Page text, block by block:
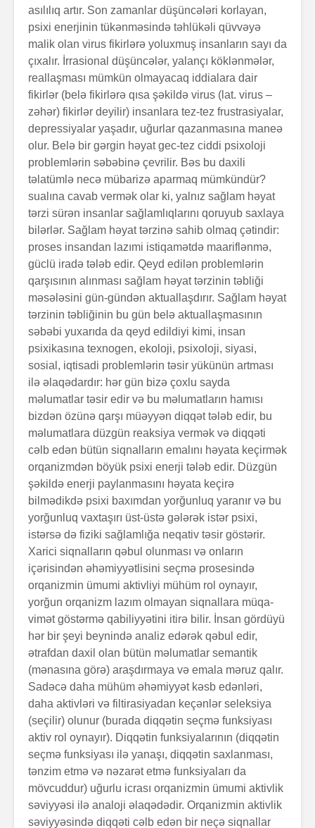
asılılıq artır. Son zamanlar düşüncələri korlayan,
psixi enerjinin tü­kənməsində təhlükəli qüvvəyə
malik olan virus fikir­lə­rə yoluxmuş insanların sayı da
çıxalır. İrrasional düşün­cə­lər,­ yalançı köklən­mələr,
reallaşması mümkün olma­yacaq iddialara dair
fikirlər (belə fikirlərə qısa şəkildə virus (lat. virus –
zəhər) fikirlər deyilir) insanlara tez-tez frustrasiyalar,
depressiyalar yaşadır, uğur­lar qazanm­a­sı­na­ maneə
olur. Belə bir gərgin həyat gec-tez ciddi psixoloji
problemlərin səbəbinə çevrilir. Bəs bu daxili
təlatümlə necə mübarizə aparmaq mümkündür?
sualına cavab vermək olar ki, yal­nız sağlam həyat
tərzi sürən insanlar sağlamlıqlarını qoruyub saxlaya
bilərlər. Sağlam həyat tərzinə sahib ol­maq çətindir:
proses insan­dan lazımi istiqamətdə maarif­lənmə,
güclü iradə tələb edir. Qeyd edilən problemlərin
qarşısının alınması sağlam həyat tərzinin təbliği
məsələsini gün-gündən aktuallaşdırır. Sağlam həyat
tərzinin təbliğinin bu gün belə aktuallaş­ma­sının
səbəbi yuxarıda da qeyd edildiyi kimi, insan
psixikasına texnogen, ekoloji, psixoloji, siyasi,
sosial, iqtisadi problemlərin təsir yükünün artması
ilə əlaqədar­dır: hər gün bizə çoxlu sayda
məlumatlar təsir edir və bu məlumatların hamısı
bizdən özünə qarşı müəyyən diqqət tələb edir, bu
məlumatlara düzgün reaksiya vermək və diqqəti
cəlb edən bütün siqnalların emalını həyata keçir­mək
orqanizmdən böyük psixi enerji tələb edir. Düzgün
şəkildə enerji paylanmasını həyata keçirə
bilmədikdə psixi baxımdan yorğunluq yaranır və bu
yorğunluq vaxtaşırı üst-üstə gələrək istər psixi,
istərsə də fiziki sağlamlığa neqativ təsir göstərir.
Xarici siqnalların qəbul olunması və onların
içərisindən əhə­miy­yətlisini seçmə prosesində
orqanizmin ümumi aktiv­liyi mühüm rol oy­na­­yır,
yorğun orqanizm lazım olmayan siqnallara müqa­
vimət göstərmə qabiliyyətini itirə bilir. İnsan gördüyü
hər bir şeyi beynində analiz edərək qəbul edir,
ətrafdan daxil olan bütün məlumatlar semantik
(mənasına görə) araşdırmaya və emala məruz qalır.
Sadəcə daha mühüm əhəmiyyət kəsb edənləri,
daha ak­tivləri və filtirasiyadan keçənlər seleksiya
(seçilir) olu­nur (burada diqqətin seçmə funksiyası
aktiv rol oynayır). Diqqətin funksiya­la­rının (diqqətin
seçmə funk­si­yası ilə yanaşı, diqqətin saxlanması,
tənzim etmə və nəzarət etmə funksiyaları da
mövcuddur) uğurlu icrası orqa­nizmin ümumi aktivlik
səviyyəsi ilə analoji əlaqədədir. Orqa­niz­min aktivlik
səviyyəsində diqqəti cəlb edən bir neçə siqnallar